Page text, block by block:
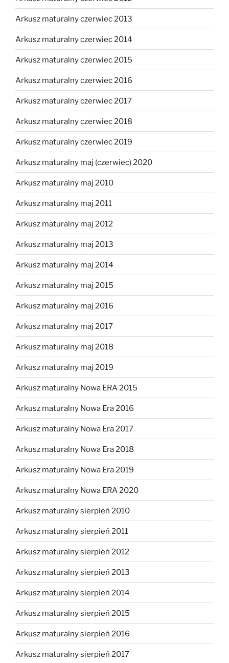
Arkusz maturalny czerwiec 2013
Arkusz maturalny czerwiec 2014
Arkusz maturalny czerwiec 2015
Arkusz maturalny czerwiec 2016
Arkusz maturalny czerwiec 2017
Arkusz maturalny czerwiec 2018
Arkusz maturalny czerwiec 2019
Arkusz maturalny maj (czerwiec) 2020
Arkusz maturalny maj 2010
Arkusz maturalny maj 2011
Arkusz maturalny maj 2012
Arkusz maturalny maj 2013
Arkusz maturalny maj 2014
Arkusz maturalny maj 2015
Arkusz maturalny maj 2016
Arkusz maturalny maj 2017
Arkusz maturalny maj 2018
Arkusz maturalny maj 2019
Arkusz maturalny Nowa ERA 2015
Arkusz maturalny Nowa Era 2016
Arkusz maturalny Nowa Era 2017
Arkusz maturalny Nowa Era 2018
Arkusz maturalny Nowa Era 2019
Arkusz maturalny Nowa ERA 2020
Arkusz maturalny sierpień 2010
Arkusz maturalny sierpień 2011
Arkusz maturalny sierpień 2012
Arkusz maturalny sierpień 2013
Arkusz maturalny sierpień 2014
Arkusz maturalny sierpień 2015
Arkusz maturalny sierpień 2016
Arkusz maturalny sierpień 2017